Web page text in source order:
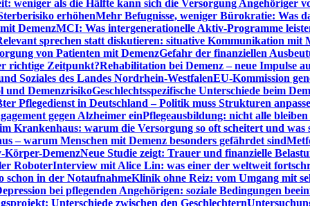
weniger als die Hälfte kann sich die Versorgung Angehöriger
erhöhenMehr Befugnisse, weniger Bürokratie: Was
DemenzMCI: Was intergenerationelle Aktiv-Programme
sprechen statt diskutieren: situative Kommunikation mit
von Patienten mit DemenzGefahr der finanziellen
richtige Zeitpunkt?Rehabilitation bei Demenz – neue Impulse
Soziales des Landes Nordrhein-WestfalenEU-Kommission
und DemenzrisikoGeschlechtsspezifische Unterschiede beim
Pflegedienst in Deutschland – Politik muss Strukturen
gegen Alzheimer einPflegeausbildung: nicht alle bleiben
Krankenhaus: warum die Versorgung so oft scheitert und was
– warum Menschen mit Demenz besonders gefährdet sind
Körper-DemenzNeue Studie zeigt: Trauer und finanzielle
RoboterInterview mit Alice Lin: was einer der weltweit
schon in der NotaufnahmeKlinik ohne Reiz: vom Umgang mit
bei pflegenden Angehörigen: soziale Bedingungen
Unterschiede zwischen den Geschlechtern